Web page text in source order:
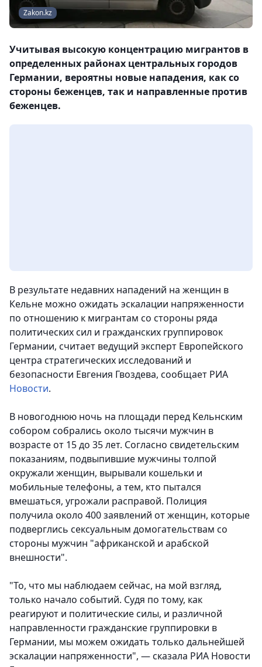
Zakon.kz
Учитывая высокую концентрацию мигрантов в
определенных районах центральных городов
Германии, вероятны новые нападения, как со
стороны беженцев, так и направленные против
беженцев.
В результате недавних нападений на женщин в
Кельне можно ожидать эскалации напряженности
по отношению к мигрантам со стороны ряда
политических сил и гражданских группировок
Германии, считает ведущий эксперт Европейского
центра стратегических исследований и
безопасности Евгения Гвоздева, сообщает РИА
Новости.
В новогоднюю ночь на площади перед Кельнским
собором собрались около тысячи мужчин в
возрасте от 15 до 35 лет. Согласно свидетельским
показаниям, подвыпившие мужчины толпой
окружали женщин, вырывали кошельки и
мобильные телефоны, а тем, кто пытался
вмешаться, угрожали расправой. Полиция
получила около 400 заявлений от женщин, которые
подверглись сексуальным домогательствам со
стороны мужчин "африканской и арабской
внешности".
"То, что мы наблюдаем сейчас, на мой взгляд,
только начало событий. Судя по тому, как
реагируют и политические силы, и различной
направленности гражданские группировки в
Германии, мы можем ожидать только дальнейшей
эскалации напряженности", — сказала РИА Новости